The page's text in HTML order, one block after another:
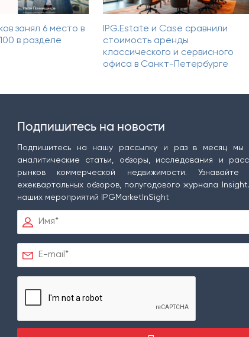
занял 6 место в
в разделе
IPG.Estate и Case сравнили
стоимость аренды
классического и сервисного
офиса в Санкт-Петербурге
Подпишитесь на новости
Подпишитесь на нашу рассылку и раз в месяц мы
аналитические статьи, обзоры, исследования и
рынков коммерческой недвижимости.
ежеквартальных обзоров, полугодового журнала
наших мероприятий IPGMarketInSight